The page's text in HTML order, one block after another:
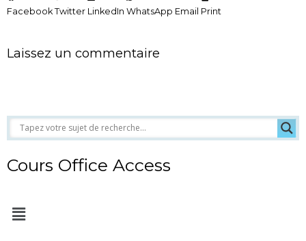
Facebook Twitter LinkedIn WhatsApp Email Print
Laissez un commentaire
Cours Office Access
Menu